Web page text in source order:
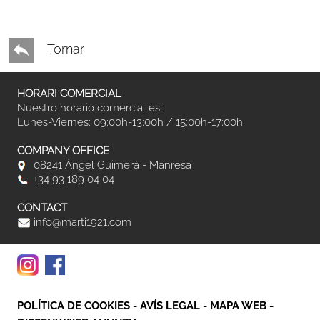
Tornar
HORARI COMERCIAL
Nuestro horario comercial es:
Lunes-Viernes: 09:00h-13:00h / 15:00h-17:00h
COMPANY OFFICE
08241 Àngel Guimerà - Manresa
+34 93 189 04 04
CONTACT
info@marti1921.com
POLÍTICA DE COOKIES - AVÍS LEGAL - MAPA WEB -